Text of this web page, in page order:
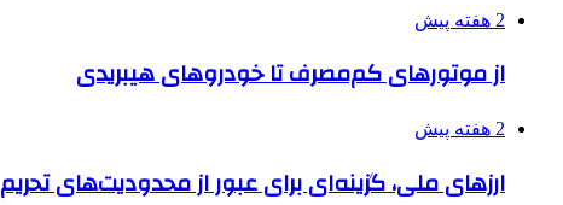
2 هفته پیش
از موتورهای کم‌مصرف تا خودروهای هیبریدی
2 هفته پیش
ارزهای ملی، گزینه‌ای برای عبور از محدودیت‌های تحریم